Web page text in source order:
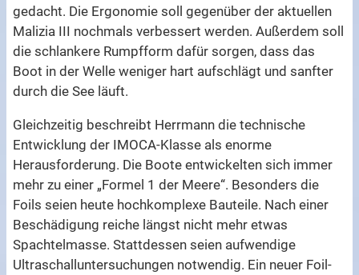
gedacht. Die Ergonomie soll gegenüber der aktuellen
Malizia III nochmals verbessert werden. Außerdem soll
die schlankere Rumpfform dafür sorgen, dass das
Boot in der Welle weniger hart aufschlägt und sanfter
durch die See läuft.
Gleichzeitig beschreibt Herrmann die technische
Entwicklung der IMOCA-Klasse als enorme
Herausforderung. Die Boote entwickelten sich immer
mehr zu einer „Formel 1 der Meere“. Besonders die
Foils seien heute hochkomplexe Bauteile. Nach einer
Beschädigung reiche längst nicht mehr etwas
Spachtelmasse. Stattdessen seien aufwendige
Ultraschalluntersuchungen notwendig. Ein neuer Foil-